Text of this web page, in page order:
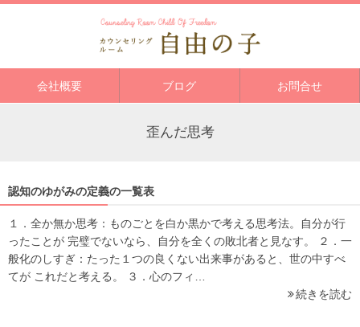
会社概要 ブログ お問合せ
歪んだ思考
認知のゆがみの定義の一覧表
１．全か無か思考：ものごとを白か黒かで考える思考法。自分が行
ったことが 完璧でないなら、自分を全くの敗北者と見なす。 ２．一
般化のしすぎ：たった１つの良くない出来事があると、世の中すべ
てが これだと考える。 ３．心のフィ…
続きを読む